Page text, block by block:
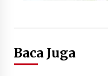
Baca Juga